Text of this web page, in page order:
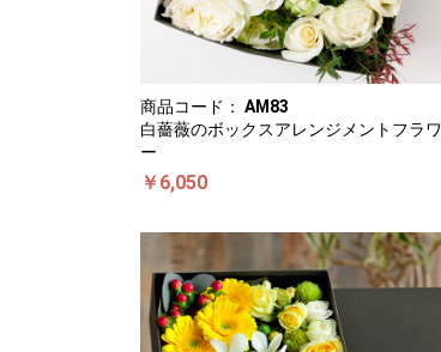
商品コード： AM83
白薔薇のボックスアレンジメントフラワ
ー
￥6,050